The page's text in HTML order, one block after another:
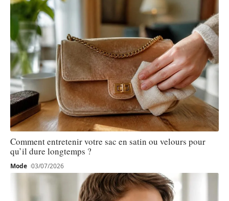
Comment entretenir votre sac en satin ou velours pour
qu’il dure longtemps ?
Mode 03/07/2026